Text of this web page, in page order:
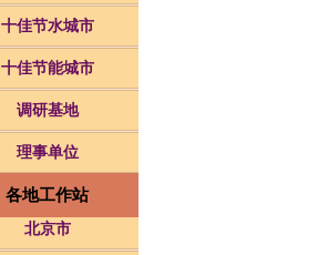
十佳节水城市
十佳节能城市
调研基地
理事单位
各地工作站
北京市